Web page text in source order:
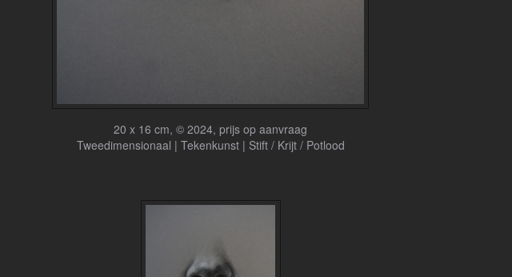
20 x 16 cm, © 2024, prijs op aanvraag
Tweedimensionaal | Tekenkunst | Stift / Krijt / Potlood